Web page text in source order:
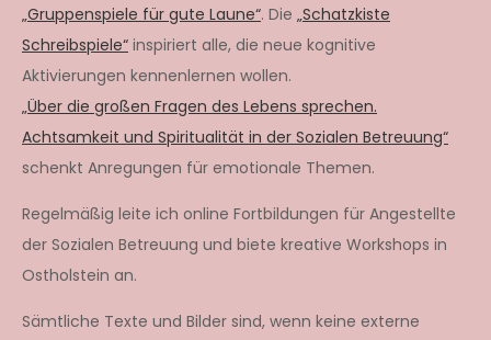
„Gruppenspiele für gute Laune“. Die „Schatzkiste
Schreibspiele“ inspiriert alle, die neue kognitive
Aktivierungen kennenlernen wollen.
„Über die großen Fragen des Lebens sprechen.
Achtsamkeit und Spiritualität in der Sozialen Betreuung“
schenkt Anregungen für emotionale Themen.
Regelmäßig leite ich online Fortbildungen für Angestellte
der Sozialen Betreuung und biete kreative Workshops in
Ostholstein an.
Sämtliche Texte und Bilder sind, wenn keine externe